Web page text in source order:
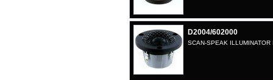
D2004/602000
SCAN-SPEAK